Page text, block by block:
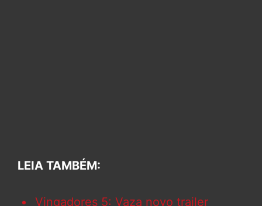
LEIA TAMBÉM:
Vingadores 5: Vaza novo trailer